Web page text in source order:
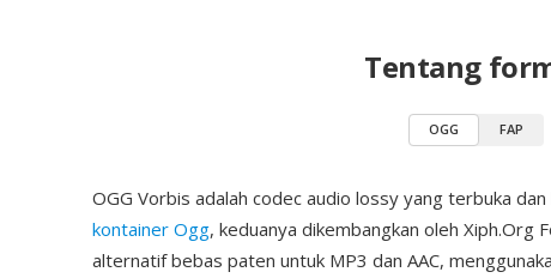
Tentang
OGG FAP
OGG Vorbis adalah codec audio lossy yang terbuka
kontainer Ogg, keduanya dikembangkan oleh Xiph.Org
alternatif bebas paten untuk MP3 dan AAC,